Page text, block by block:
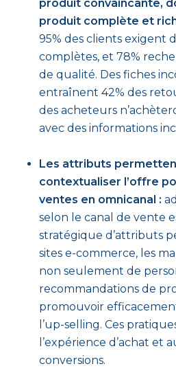
produit convaincante,
produit complète et
95% des clients exigent
complètes, et 78%
de qualité. Des fiches
entraînent 42% des
des acheteurs
avec des informations
Les attributs
contextualiser l’offre
ventes en omnicanal :
selon le canal de vente
stratégique d’attributs
sites e-commerce, les
non seulement de
recommandations de
promouvoir
l’up-selling. Ces
l’expérience d’achat et
conversions.